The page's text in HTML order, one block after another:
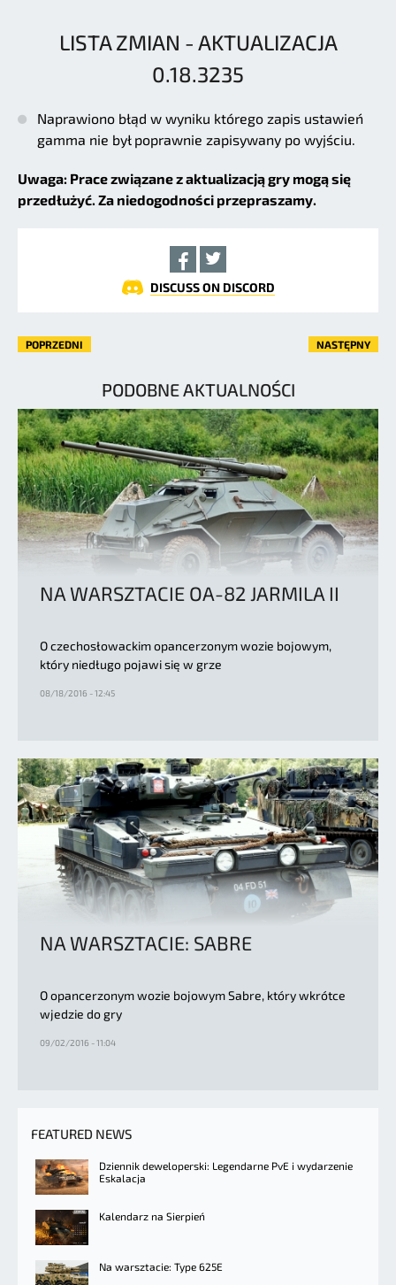
LISTA ZMIAN - AKTUALIZACJA
0.18.3235
Naprawiono błąd w wyniku którego zapis ustawień
gamma nie był poprawnie zapisywany po wyjściu.
Uwaga: Prace związane z aktualizacją gry mogą się
przedłużyć. Za niedogodności przepraszamy.
DISCUSS ON DISCORD
POPRZEDNI NASTĘPNY
PODOBNE AKTUALNOŚCI
NA WARSZTACIE OA-82 JARMILA II
O czechosłowackim opancerzonym wozie bojowym,
który niedługo pojawi się w grze
08/18/2016 - 12:45
NA WARSZTACIE: SABRE
O opancerzonym wozie bojowym Sabre, który wkrótce
wjedzie do gry
09/02/2016 - 11:04
FEATURED NEWS
Dziennik deweloperski: Legendarne PvE i wydarzenie
Eskalacja
Kalendarz na Sierpień
Na warsztacie: Type 625E